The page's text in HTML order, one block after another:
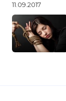
11.09.2017